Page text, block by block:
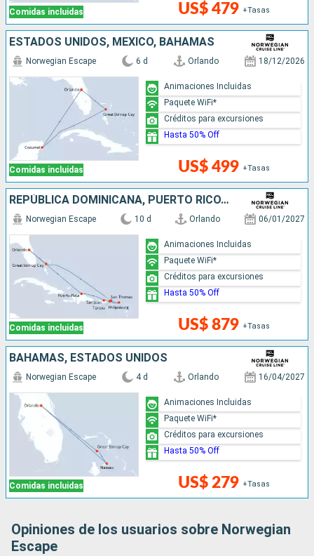
Comidas incluidas US$ 479 +Tasas
ESTADOS UNIDOS, MÉXICO, BAHAMAS
Comidas incluidas
Norwegian Escape 6 d Orlando 18/12/2026
US$ 499 +Tasas
Animaciones Incluidas
Paquete WiFi*
Créditos para excursiones
Hasta 50% Off
REPÚBLICA DOMINICANA, PUERTO RICO, SAN MARTÍN, BAHAMAS, ESTADOS UNIDOS
Comidas incluidas
Norwegian Escape 10 d Orlando 06/01/2027
US$ 879 +Tasas
Animaciones Incluidas
Paquete WiFi*
Créditos para excursiones
Hasta 50% Off
BAHAMAS, ESTADOS UNIDOS
Comidas incluidas
Norwegian Escape 4 d Orlando 16/04/2027
US$ 279 +Tasas
Animaciones Incluidas
Paquete WiFi*
Créditos para excursiones
Hasta 50% Off
Opiniones de los usuarios sobre Norwegian
Escape